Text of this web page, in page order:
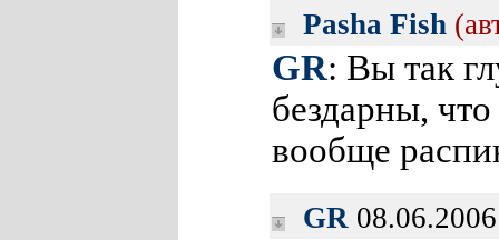
Pasha Fish
GR: Вы так
бездарны,
вообще
GR